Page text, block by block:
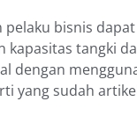
pelaku bisnis dapat
kapasitas tangki
dengan
yang sudah